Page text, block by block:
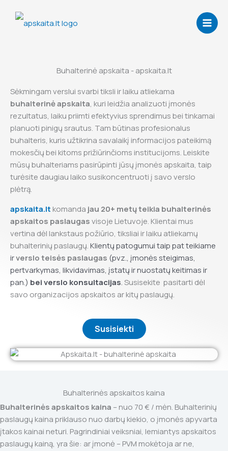
content
Buhalterinė apskaita - apskaita.lt
Sėkmingam verslui svarbi tiksli ir laiku atliekama
buhalterinė apskaita, kuri leidžia analizuoti įmonės
rezultatus, laiku priimti efektyvius sprendimus bei tinkamai
planuoti pinigų srautus. Tam būtinas profesionalus
buhalteris, kuris užtikrina savalaikį informacijos pateikimą
mokesčių bei kitoms prižiūrinčioms institucijoms. Leiskite
mūsų buhalteriams pasirūpinti jūsų įmonės apskaita, taip
turėsite daugiau laiko susikoncentruoti į savo verslo
plėtrą.
apskaita.lt komanda jau 20+ metų teikia buhalterinės
apskaitos paslaugasvisoje Lietuvoje. Klientai mus
vertina dėl lankstaus požiūrio, tiksliai ir laiku atliekamų
buhalterinių paslaugų.Klientų patogumui taip pat teikiame
irverslo teisės paslaugas (pvz., įmonės steigimas,
pertvarkymas, likvidavimas, įstatų ir nuostatų keitimas ir
pan.) bei verslo konsultacijas.Susisekite pasitarti dėl
savo organizacijos apskaitos ar kitų paslaugų.
Susisiekti
Buhalterinės apskaitos kaina
Buhalterinės apskaitos kaina – nuo 70 € / mėn. Buhalterinių
paslaugų kaina priklauso nuo darbų kiekio, o įmonės apyvarta
įtakos kainai neturi. Pagrindiniai veiksniai, lemiantys apskaitos
paslaugų kainą, yra šie: ar įmonė – PVM mokėtoja ar ne,